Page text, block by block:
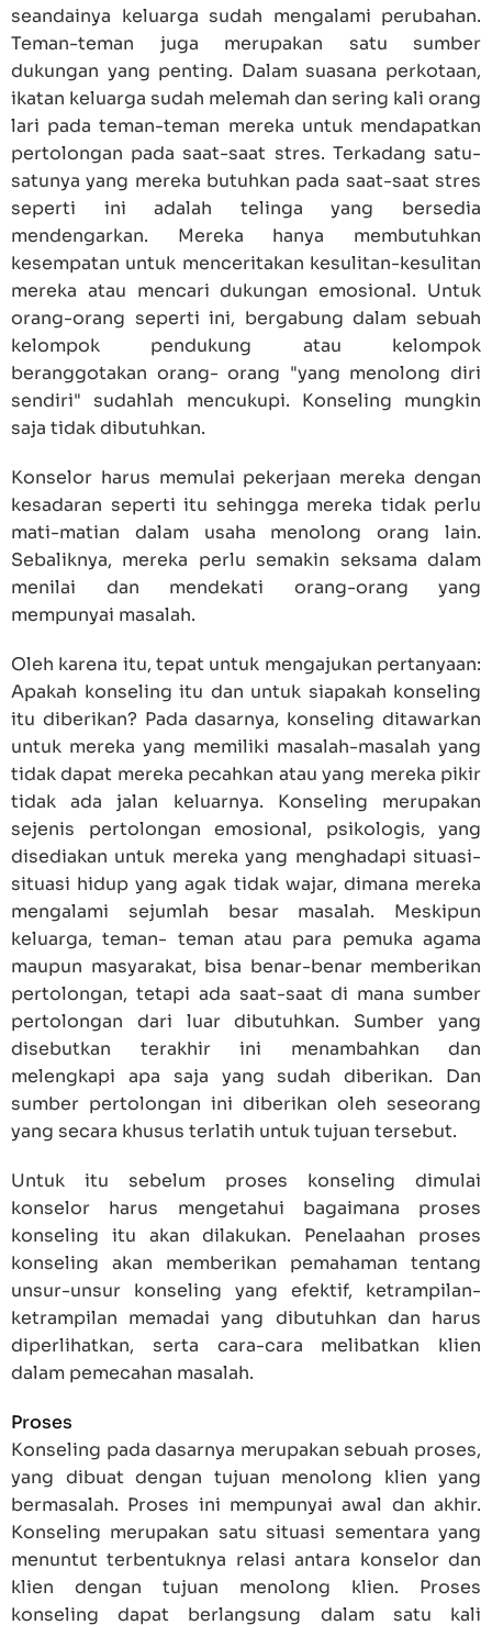
seandainya keluarga sudah mengalami perubahan.
Teman-teman juga merupakan satu sumber
dukungan yang penting. Dalam suasana perkotaan,
ikatan keluarga sudah melemah dan sering kali orang
lari pada teman-teman mereka untuk mendapatkan
pertolongan pada saat-saat stres. Terkadang satu-
satunya yang mereka butuhkan pada saat-saat stres
seperti ini adalah telinga yang bersedia
mendengarkan. Mereka hanya membutuhkan
kesempatan untuk menceritakan kesulitan-kesulitan
mereka atau mencari dukungan emosional. Untuk
orang-orang seperti ini, bergabung dalam sebuah
kelompok pendukung atau kelompok
beranggotakan orang- orang "yang menolong diri
sendiri" sudahlah mencukupi. Konseling mungkin
saja tidak dibutuhkan.
Konselor harus memulai pekerjaan mereka dengan
kesadaran seperti itu sehingga mereka tidak perlu
mati-matian dalam usaha menolong orang lain.
Sebaliknya, mereka perlu semakin seksama dalam
menilai dan mendekati orang-orang yang
mempunyai masalah.
Oleh karena itu, tepat untuk mengajukan pertanyaan:
Apakah konseling itu dan untuk siapakah konseling
itu diberikan? Pada dasarnya, konseling ditawarkan
untuk mereka yang memiliki masalah-masalah yang
tidak dapat mereka pecahkan atau yang mereka pikir
tidak ada jalan keluarnya. Konseling merupakan
sejenis pertolongan emosional, psikologis, yang
disediakan untuk mereka yang menghadapi situasi-
situasi hidup yang agak tidak wajar, dimana mereka
mengalami sejumlah besar masalah. Meskipun
keluarga, teman- teman atau para pemuka agama
maupun masyarakat, bisa benar-benar memberikan
pertolongan, tetapi ada saat-saat di mana sumber
pertolongan dari luar dibutuhkan. Sumber yang
disebutkan terakhir ini menambahkan dan
melengkapi apa saja yang sudah diberikan. Dan
sumber pertolongan ini diberikan oleh seseorang
yang secara khusus terlatih untuk tujuan tersebut.
Untuk itu sebelum proses konseling dimulai
konselor harus mengetahui bagaimana proses
konseling itu akan dilakukan. Penelaahan proses
konseling akan memberikan pemahaman tentang
unsur-unsur konseling yang efektif, ketrampilan-
ketrampilan memadai yang dibutuhkan dan harus
diperlihatkan, serta cara-cara melibatkan klien
dalam pemecahan masalah.
Proses
Konseling pada dasarnya merupakan sebuah proses,
yang dibuat dengan tujuan menolong klien yang
bermasalah. Proses ini mempunyai awal dan akhir.
Konseling merupakan satu situasi sementara yang
menuntut terbentuknya relasi antara konselor dan
klien dengan tujuan menolong klien. Proses
konseling dapat berlangsung dalam satu kali